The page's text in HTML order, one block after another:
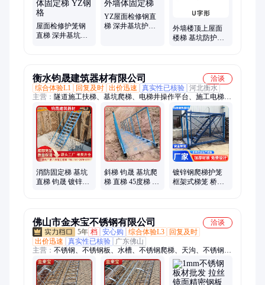
板、重型格栅板
屋面检修护笼钢
直梯 深井基坑爬
YZ屋面检修钢直
梯 深井基坑护笼
外墙楼顶上屋面
楼梯 基坑防护笼
衡水钧晟建筑器材有限公司
洽谈
综合体验L1
回复及时 出价迅速 真实性已核验 河北衡水
主营： 隧道施工扶梯、基坑爬梯、电梯井操作平台、施工电梯
门、钢筋堆放架、盖梁平台
消防固定梯 基坑
直梯 钧晟 镀锌钢
斜梯 钧晟 基坑爬
梯 直梯 45度梯 护
镀锌钢爬梯护笼
框架式梯笼 桥梁
佛山市金来宝不锈钢有限公司
洽谈
5年 档 安心购 综合体验L3
回复及时
出价迅速
真实性已核验
广东佛山
主营： 不锈钢、不锈钢板、水槽、不锈钢爬梯、天沟、不锈钢水
槽、不锈钢装饰板、激光切割加工、钣金加工、排水沟盖板、缝
隙式排水沟、地沟盖板、拉丝不锈钢、格栅板、不锈钢加工、镀
钛不锈钢、镜面不锈钢、色板、蚀刻不锈钢、波纹板、乱纹不锈